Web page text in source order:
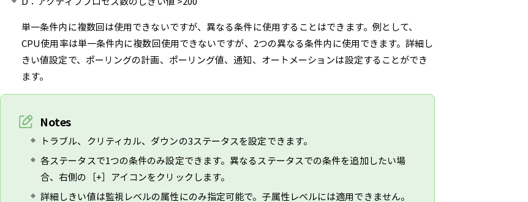
単一条件内に複数回は使用できないですが、異なる条件に使用することはできます。例として、
CPU使用率は単一条件内に複数回使用できないですが、2つの異なる条件内に使用できます。詳細し
きい値設定で、ポーリングの計画、ポーリング値、通知、オートメーションは設定することができ
ます。
Notes
トラブル、クリティカル、ダウンの3ステータスを設定できます。
各ステータスで1つの条件のみ設定できます。異なるステータスでの条件を追加したい場
合、右側の［+］アイコンをクリックします。
詳細しきい値は監視レベルの属性にのみ指定可能で。子属性レベルには適用できません。